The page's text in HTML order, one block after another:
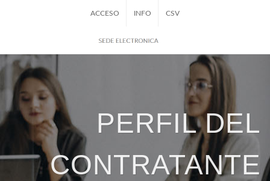
ACCESO INFO CSV
PERFIL DEL
CONTRATANTE